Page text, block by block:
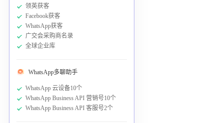
领英获客
Facebook获客
WhatsApp获客
广交会采购商名录
全球企业库
WhatsApp多聊助手
WhatsApp 云设备10个
WhatsApp Business API 营销号10个
WhatsApp Business API 客服号2个